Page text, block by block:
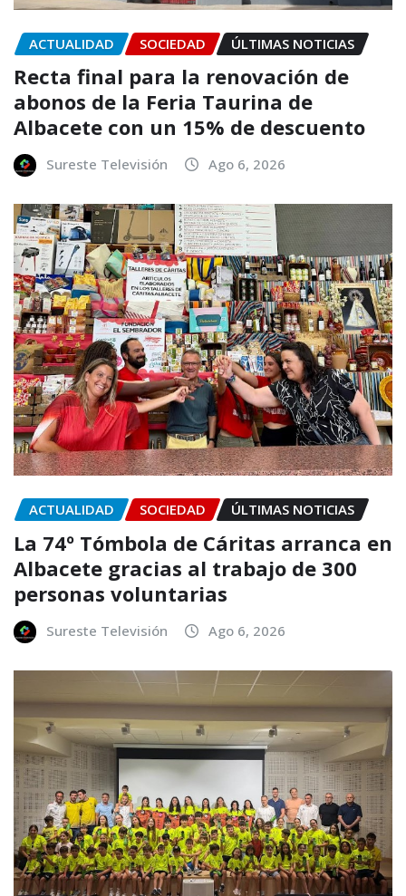
ACTUALIDAD SOCIEDAD ÚLTIMAS NOTICIAS
Recta final para la renovación de
abonos de la Feria Taurina de
Albacete con un 15% de descuento
Sureste Televisión Ago 6, 2026
ACTUALIDAD SOCIEDAD ÚLTIMAS NOTICIAS
La 74º Tómbola de Cáritas arranca en
Albacete gracias al trabajo de 300
personas voluntarias
Sureste Televisión Ago 6, 2026